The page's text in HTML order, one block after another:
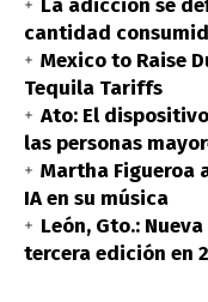
cantidad
Mexico to Raise
Tequila Tariffs
Ato: El
las personas
Martha Figueroa
IA en su música
León, Gto.:
tercera edición en